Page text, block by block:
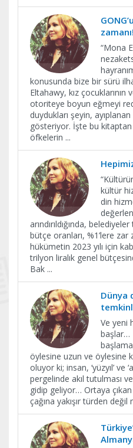
zamanı!
“Mona
konusunda bize bir sürü
Eltahawy, kız çocuklarının
otoriteye boyun eğmeyi
duydukları şeyin,
gösteriyor. İşte bu kitaptan
öfkelerin ...
kültür
din
arındırıldığında,
bütçe oranları, %1’lere zar
hükümetin 2023 yılı için
trilyon liralık genel
Bak ...
Dünya
Ve yeni
başlar…
öylesine uzun ve öylesine
oluyor ki; insan, ‘yüzyıl’ ve
pergelinde akıl tutulması
gidip geliyor… Ortaya
çağına yakışır türden değil